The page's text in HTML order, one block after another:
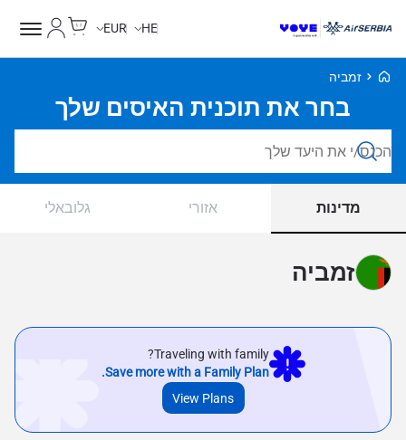
HE
EUR
Voye Homepage
זמביה
בחר את תוכנית האיסים שלך
חפש חבילות
מדינות אזורי גלובאלי
זמביה
Traveling with family?
Save more with a Family Plan.
View Plans